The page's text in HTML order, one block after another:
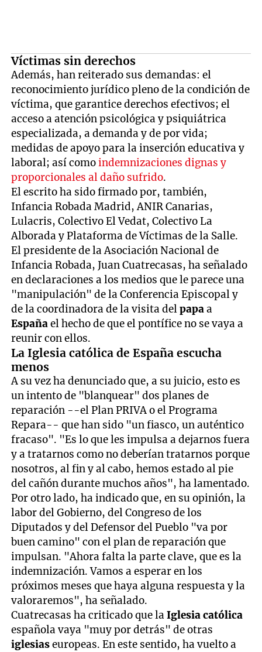
Víctimas sin derechos
Además, han reiterado sus demandas: el
reconocimiento jurídico pleno de la condición de
víctima, que garantice derechos efectivos; el
acceso a atención psicológica y psiquiátrica
especializada, a demanda y de por vida;
medidas de apoyo para la inserción educativa y
laboral; así comoindemnizaciones dignas y
proporcionales al daño sufrido.
El escrito ha sido firmado por, también,
Infancia Robada Madrid, ANIR Canarias,
Lulacris, Colectivo El Vedat, Colectivo La
Alborada y Plataforma de Víctimas de la Salle.
El presidente de la Asociación Nacional de
Infancia Robada, Juan Cuatrecasas, ha señalado
en declaraciones a los medios que le parece una
"manipulación" de la Conferencia Episcopal y
de la coordinadora de la visita delpapaa
Españael hecho de que el pontífice no se vaya a
reunir con ellos.
La Iglesia católica de España escucha
menos
A su vez ha denunciado que, a su juicio, esto es
un intento de "blanquear" dos planes de
reparación --el Plan PRIVA o el Programa
Repara-- que han sido "un fiasco, un auténtico
fracaso". "Es lo que les impulsa a dejarnos fuera
y a tratarnos como no deberían tratarnos porque
nosotros, al fin y al cabo, hemos estado al pie
del cañón durante muchos años", ha lamentado.
Por otro lado, ha indicado que, en su opinión, la
labor del Gobierno, del Congreso de los
Diputados y del Defensor del Pueblo "va por
buen camino" con el plan de reparación que
impulsan. "Ahora falta la parte clave, que es la
indemnización. Vamos a esperar en los
próximos meses que haya alguna respuesta y la
valoraremos", ha señalado.
Cuatrecasas ha criticado que laIglesia católica
española vaya "muy por detrás" de otras
iglesiaseuropeas. En este sentido, ha vuelto a